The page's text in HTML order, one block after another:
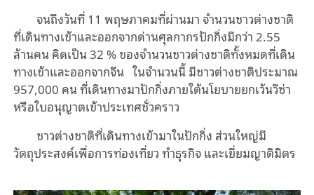
จนถึงวันที่ 11 พฤษภาคมที่ผ่านมา จำนวนชาวต่างชาติ
ที่เดินทางเข้าและออกจากด่านศุลกากรปักกิ่งมีกว่า 2.55
ล้านคน คิดเป็น 32 % ของจำนวนชาวต่างชาติทั้งหมดที่เดิน
ทางเข้าและออกจากจีน ในจำนวนนี้ มีชาวต่างชาติประมาณ
957,000 คน ที่เดินทางมาปักกิ่งภายใต้นโยบายยกเว้นวีซ่า
หรือใบอนุญาตเข้าประเทศชั่วคราว
ชาวต่างชาติที่เดินทางเข้ามาในปักกิ่ง ส่วนใหญ่มี
วัตถุประสงค์เพื่อการท่องเที่ยว ทำธุรกิจ และเยี่ยมญาติมิตร